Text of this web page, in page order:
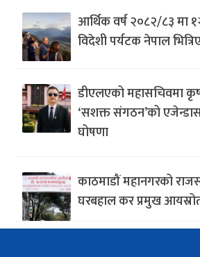
आर्थिक वर्ष २०८२/८३ मा
विदेशी पर्यटक नेपाल
डीएलएको महासचिवमा
‘सशक्त संगठन’को
घोषणा
काठमाडौं महानगरको
घरबहाल कर प्रमुख